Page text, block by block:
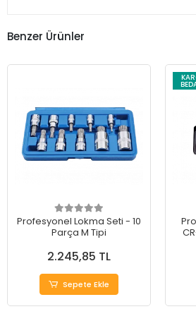
Benzer Ürünler
Profesyonel Lokma Seti - 10
Parça M Tipi
2.245,85 TL
Sepete Ekle